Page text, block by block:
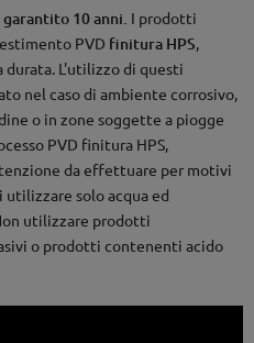
10 anni. I prodotti
PVD finitura HPS,
L'utilizzo di questi
nel caso di ambiente corrosivo,
o in zone soggette a piogge
PVD finitura HPS,
da effettuare per motivi
solo acqua ed
utilizzare prodotti
o prodotti contenenti acido